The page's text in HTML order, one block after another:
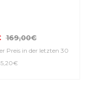
169,00€
Preis in der letzten 30